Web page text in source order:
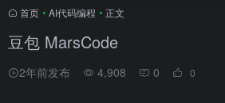
首页 • AI代码编程 • 正文
豆包 MarsCode
2年前发布 4,908 0 0